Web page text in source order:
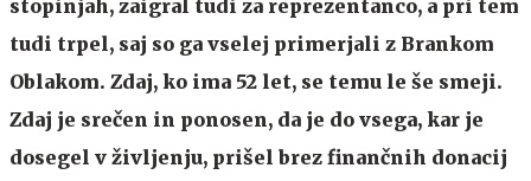
stopinjah, zaigral tudi za reprezentanco, a pri tem
tudi trpel, saj so ga vselej primerjali z Brankom
Oblakom. Zdaj, ko ima 52 let, se temu le še smeji.
Zdaj je srečen in ponosen, da je do vsega, kar je
dosegel v življenju, prišel brez finančnih donacij